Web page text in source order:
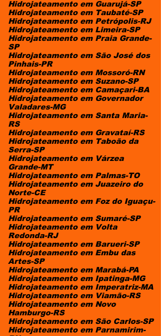
Hidrojateamento em Guarujá-SP
Hidrojateamento em Taubaté-SP
Hidrojateamento em Petrópolis-RJ
Hidrojateamento em Limeira-SP
Hidrojateamento em Praia Grande-
SP
Hidrojateamento em São José dos
Pinhais-PR
Hidrojateamento em Mossoró-RN
Hidrojateamento em Suzano-SP
Hidrojateamento em Camaçari-BA
Hidrojateamento em Governador
Valadares-MG
Hidrojateamento em Santa Maria-
RS
Hidrojateamento em Gravataí-RS
Hidrojateamento em Taboão da
Serra-SP
Hidrojateamento em Várzea
Grande-MT
Hidrojateamento em Palmas-TO
Hidrojateamento em Juazeiro do
Norte-CE
Hidrojateamento em Foz do Iguaçu-
PR
Hidrojateamento em Sumaré-SP
Hidrojateamento em Volta
Redonda-RJ
Hidrojateamento em Barueri-SP
Hidrojateamento em Embu das
Artes-SP
Hidrojateamento em Marabá-PA
Hidrojateamento em Ipatinga-MG
Hidrojateamento em Imperatriz-MA
Hidrojateamento em Viamão-RS
Hidrojateamento em Novo
Hamburgo-RS
Hidrojateamento em São Carlos-SP
Hidrojateamento em Parnamirim-